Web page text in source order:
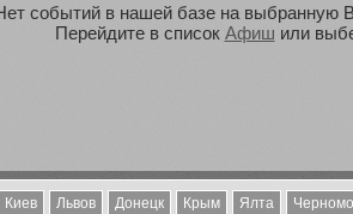
событий в нашей базе на выбранную
Перейдите в список Афиш или
Киев Львов Донецк Крым Ялта